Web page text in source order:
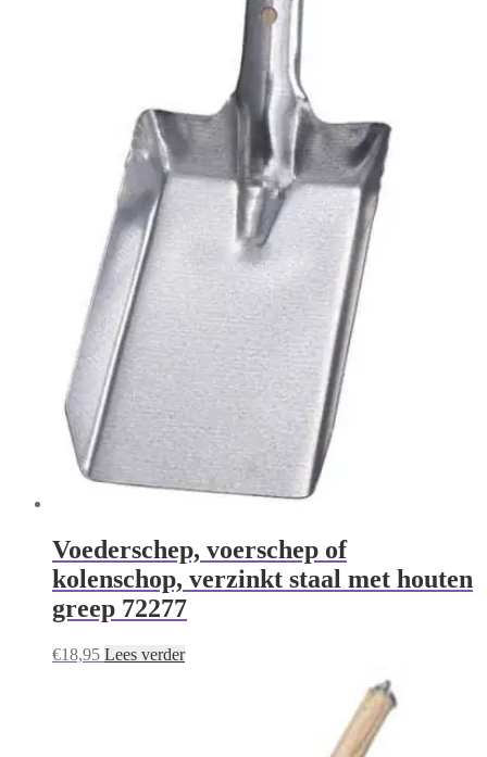
Voederschep, voerschep of
kolenschop, verzinkt staal met houten
greep 72277
€18,95 Lees verder